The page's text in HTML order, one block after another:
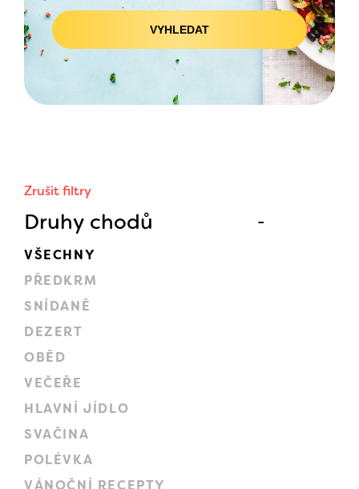
VYHLEDAT
Zrušit filtry
Druhy chodů
VŠECHNY
PŘEDKRM
SNÍDANĚ
DEZERT
OBĚD
VEČEŘE
HLAVNÍ JÍDLO
SVAČINA
POLÉVKA
VÁNOČNÍ RECEPTY